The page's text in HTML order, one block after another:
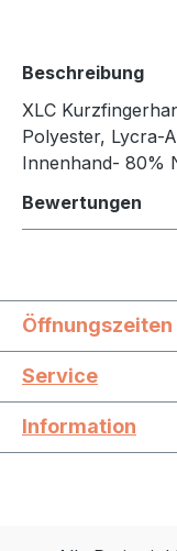
Beschreibung
XLC
Polyester, Lycra-
Innenhand- 80%
Bewertungen
Öffnungszeiten
Service
Information